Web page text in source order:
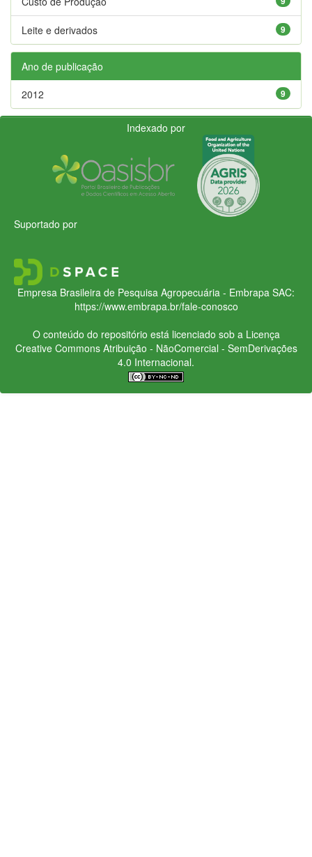
9
Leite e derivados
Ano de publicação
9
2012
Indexado por
Suportado por
Empresa Brasileira de Pesquisa Agropecuária - Embrapa SAC:
https://www.embrapa.br/fale-conosco
O conteúdo do repositório está licenciado sob a Licença
Creative CommonsAtribuição - NãoComercial - SemDerivações
4.0 Internacional.